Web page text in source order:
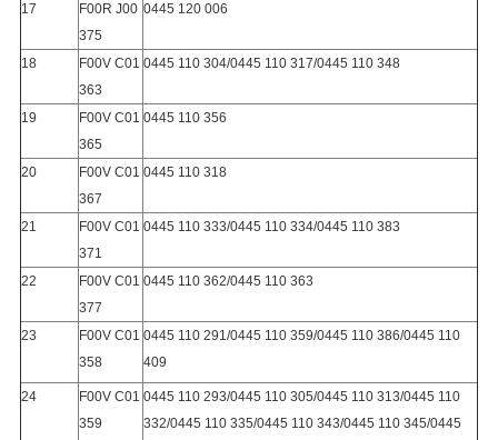
17
F00R J00
375
0445 120 006
18
F00V C01
363
0445 110 304/0445 110 317/0445 110 348
19
F00V C01
365
0445 110 356
20
F00V C01
367
0445 110 318
21
F00V C01
371
0445 110 333/0445 110 334/0445 110 383
22
F00V C01
377
0445 110 362/0445 110 363
23
F00V C01
358
0445 110 291/0445 110 359/0445 110 386/0445 110
409
24
F00V C01
359
0445 110 293/0445 110 305/0445 110 313/0445 110
332/0445 110 335/0445 110 343/0445 110 345/0445